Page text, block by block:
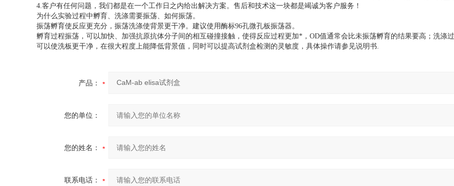
4.客户有任何问题，我们都是在一个工作日之内给出解决方案。售后和技术这一块都是竭诚为客户服务！
为什么实验过程中孵育、洗涤需要振荡、如何振荡。
振荡孵育使反应更充分，振荡洗涤使背景更干净。建议使用酶标96孔微孔板振荡器。
孵育过程振荡，可以加快、加强抗原抗体分子间的相互碰撞接触，使得反应过程更加*，OD值通常会比未振荡孵育的结果要高；洗涤过
可以使洗板更干净，在很大程度上能降低背景值，同时可以提高试剂盒检测的灵敏度，具体操作请参见说明书.
产品：
您的单位：
您的姓名：
联系电话：